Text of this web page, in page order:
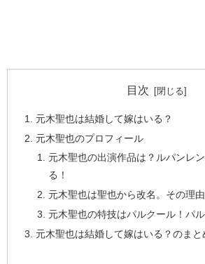
目次
元木聖也は結婚して嫁はいる？
元木聖也のプロフィール
元木聖也の出演作品は？ルパンレ
る！
元木聖也は聖也から改名。その理
元木聖也の特技はパルクール！パ
元木聖也は結婚して嫁はいる？のまと